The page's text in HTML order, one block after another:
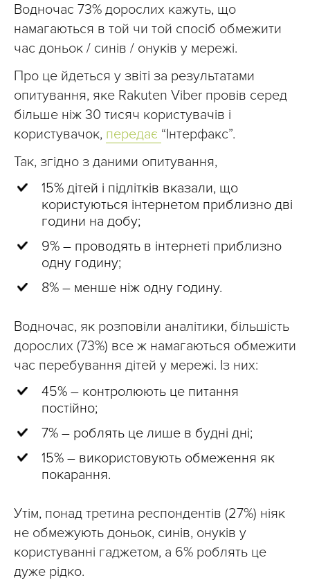
Водночас 73% дорослих кажуть, що
намагаються в той чи той спосіб обмежити
час доньок / синів / онуків у мережі.
Про це йдеться у звіті за результатами
опитування, яке Rakuten Viber провів серед
більше ніж 30 тисяч користувачів і
користувачок, передає “Інтерфакс”.
Так, згідно з даними опитування,
15% дітей і підлітків вказали, що
користуються інтернетом приблизно дві
години на добу;
9% – проводять в інтернеті приблизно
одну годину;
8% – менше ніж одну годину.
Водночас, як розповіли аналітики, більшість
дорослих (73%) все ж намагаються обмежити
час перебування дітей у мережі. Із них:
45% – контролюють це питання
постійно;
7% – роблять це лише в будні дні;
15% – використовують обмеження як
покарання.
Утім, понад третина респондентів (27%) ніяк
не обмежують доньок, синів, онуків у
користуванні гаджетом, а 6% роблять це
дуже рідко.